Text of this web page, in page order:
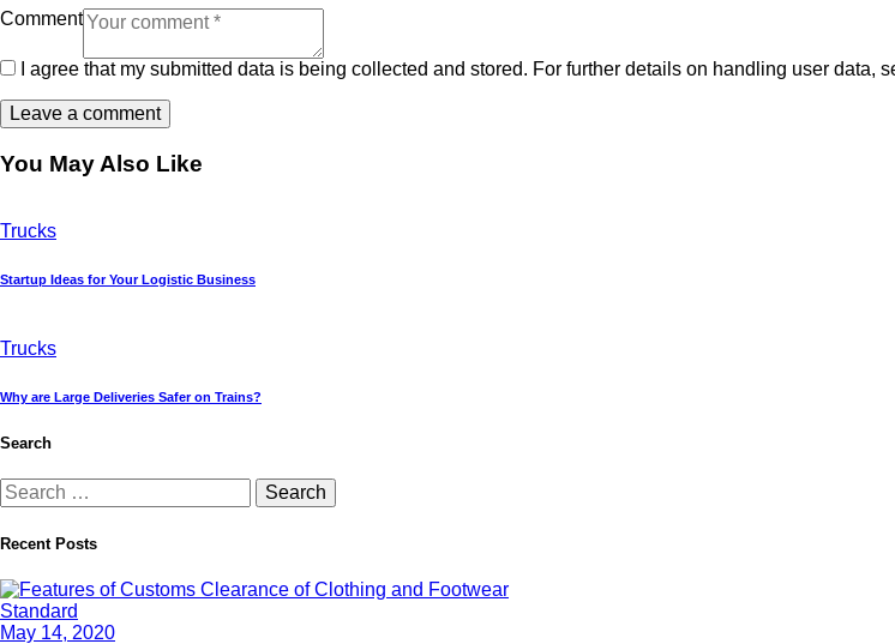
Comment
I agree that my submitted data is being collected and stored. For further details on handling user data,
You May Also Like
Trucks
Startup Ideas for Your Logistic Business
Trucks
Why are Large Deliveries Safer on Trains?
Search
Recent Posts
Standard
May 14, 2020